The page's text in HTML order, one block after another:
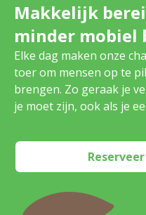
Makkelijk
minder mobiel
Elke dag maken onze
toer om mensen op te
brengen. Zo geraak je
je moet zijn, ook als je